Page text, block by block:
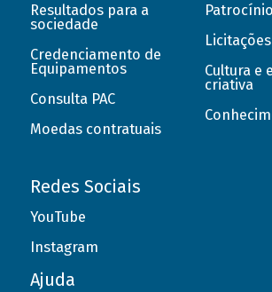
Resultados para a
sociedade
Credenciamento de
Equipamentos
Consulta PAC
Moedas contratuais
Licitações
Cultura e
criativa
Redes Sociais
YouTube
Instagram
Ajuda